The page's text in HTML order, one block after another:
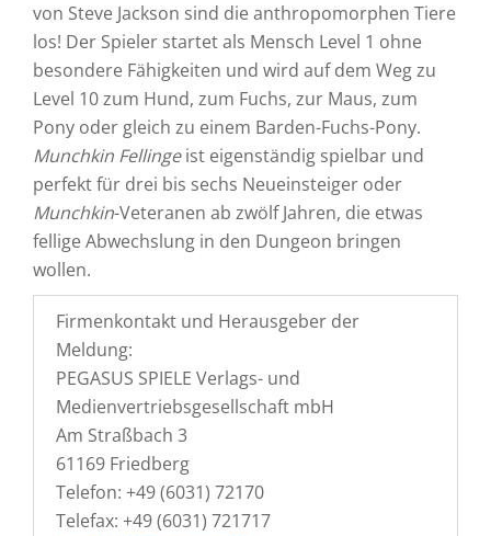
von Steve Jackson sind die anthropomorphen Tiere
los! Der Spieler startet als Mensch Level 1 ohne
besondere Fähigkeiten und wird auf dem Weg zu
Level 10 zum Hund, zum Fuchs, zur Maus, zum
Pony oder gleich zu einem Barden-Fuchs-Pony.
Munchkin Fellingeist eigenständig spielbar und
perfekt für drei bis sechs Neueinsteiger oder
Munchkin-Veteranen ab zwölf Jahren, die etwas
fellige Abwechslung in den Dungeon bringen
wollen.
Firmenkontakt und Herausgeber der
Meldung:
PEGASUS SPIELE Verlags- und
Medienvertriebsgesellschaft mbH
Am Straßbach 3
61169 Friedberg
Telefon: +49 (6031) 72170
Telefax: +49 (6031) 721717